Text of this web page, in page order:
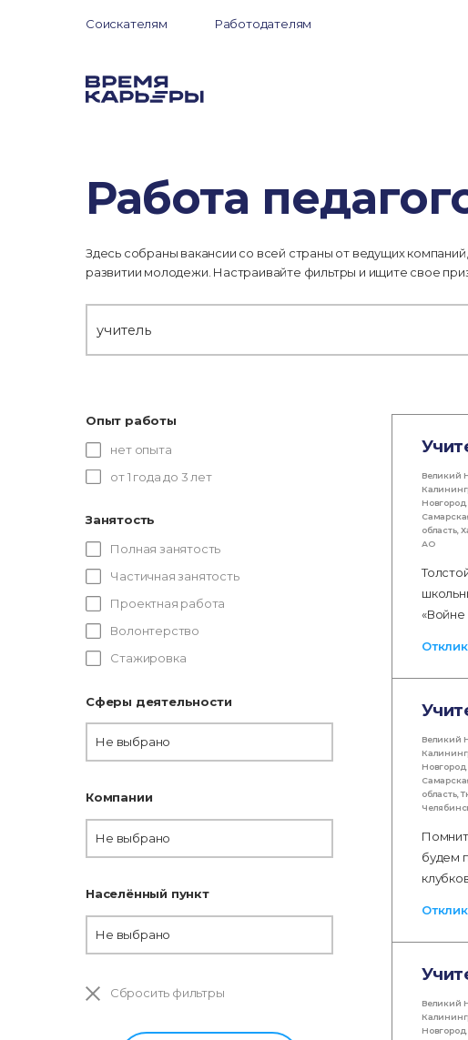
Соискателям Работодателям
Работа
Здесь собраны вакансии со всей страны от ведущих
развитии молодежи. Настраивайте фильтры и ищите свое
Опыт работы
нет опыта
от 1 года до 3 лет
Занятость
Полная занятость
Частичная занятость
Проектная работа
Волонтерство
Стажировка
Сферы деятельности
Не выбрано
Компании
Не выбрано
Населённый пункт
Не выбрано
Сбросить фильтры
Великий
Новгород
область,
АО
«Войне
Великий
Новгород
область,
будем
Великий
Новгород